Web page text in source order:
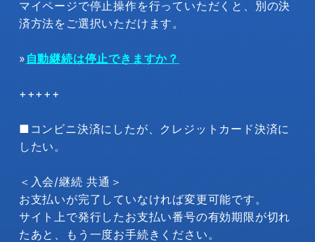
マイページで停止操作を行っていただくと、別の決
済方法をご選択いただけます。
» 自動継続は停止できますか？
+++++
■コンビニ決済にしたが、クレジットカード決済に
したい。
＜入会/継続 共通＞
お支払いが完了していなければ変更可能です。
サイト上で発行したお支払い番号の有効期限が切れ
たあと、もう一度お手続きください。